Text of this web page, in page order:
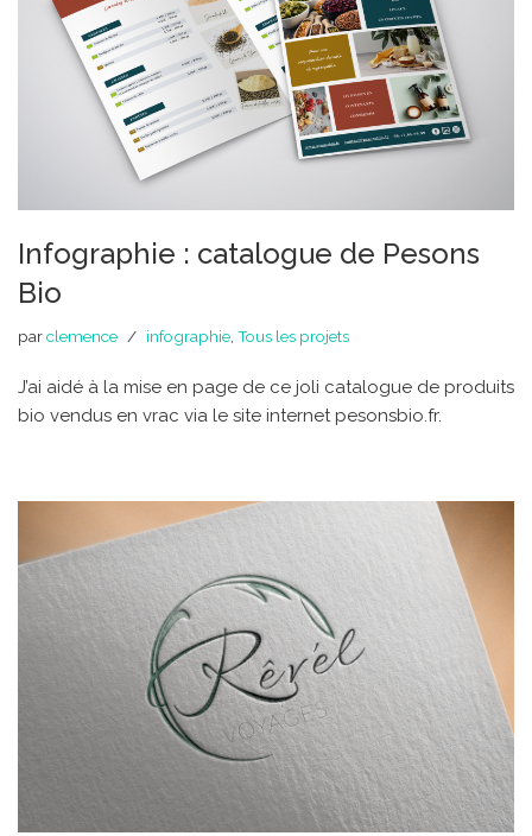
Infographie : catalogue de Pesons
Bio
parclemence infographie Tous les projets
J’ai aidé à la mise en page de ce joli catalogue de produits
bio vendus en vrac via le site internet pesonsbio.fr.